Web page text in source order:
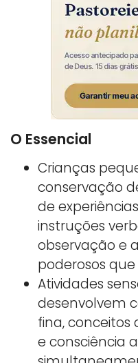
O Essencial
Crianças
conservação
de
instruções
observação e
poderosos
Atividades
desenvolvem
fina, conceitos
e consciência